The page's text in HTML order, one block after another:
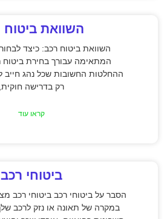
השוואת ביטוח
השוואת ביטוח רכב: כיצד
המתאימה עבורך בחירת
ההחלטות החשובות שכל נהג חייב
רק בדרישה חוקית,
קראו עוד
ביטוחי רכב
הסבר על ביטוחי רכב ביטוחי רכב
במקרה של תאונה או נזק לרכב